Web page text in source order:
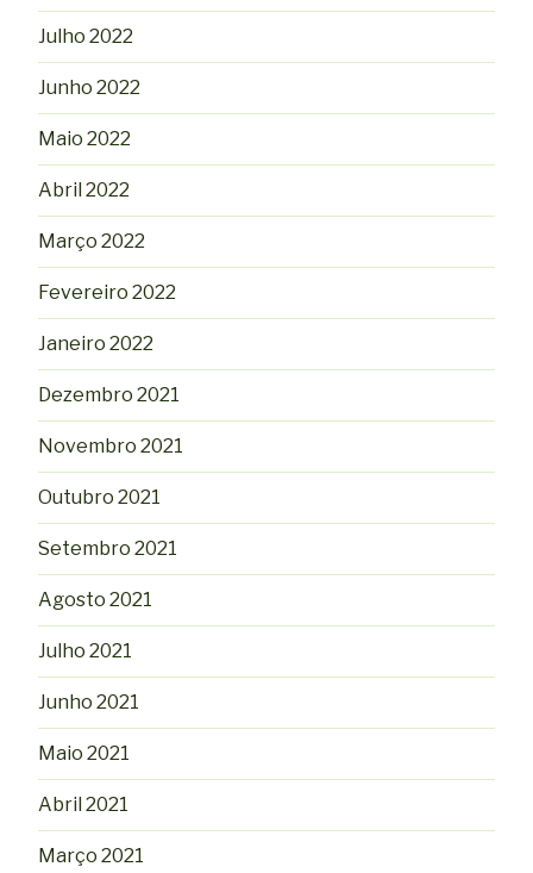
Julho 2022
Junho 2022
Maio 2022
Abril 2022
Março 2022
Fevereiro 2022
Janeiro 2022
Dezembro 2021
Novembro 2021
Outubro 2021
Setembro 2021
Agosto 2021
Julho 2021
Junho 2021
Maio 2021
Abril 2021
Março 2021